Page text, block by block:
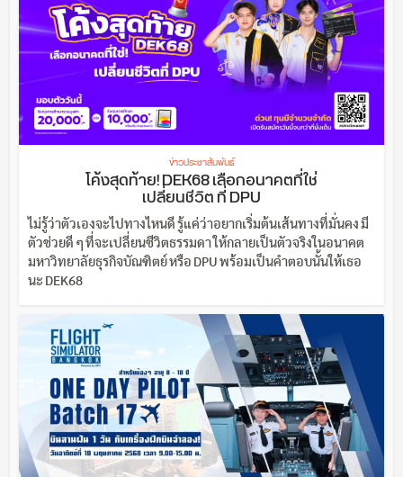
ข่าวประชาสัมพันธ์
โค้งสุดท้าย! DEK68 เลือกอนาคตที่ใช่
เปลี่ยนชีวิต ที่ DPU
ไม่รู้ว่าตัวเองจะไปทางไหนดี รู้แค่ว่าอยากเริ่มต้นเส้นทางที่มั่นคง มี
ตัวช่วยดี ๆ ที่จะเปลี่ยนชีวิตธรรมดา ให้กลายเป็นตัวจริงในอนาคต
มหาวิทยาลัยธุรกิจบัณฑิตย์ หรือ DPU พร้อมเป็นคำตอบนั้นให้เธอ
นะ DEK68